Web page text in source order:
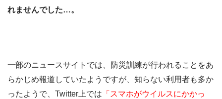
れませんでした…。
一部のニュースサイトでは、防災訓練が行われることをあ
らかじめ報道していたようですが、知らない利用者も多か
ったようで、Twitter上では 「スマホがウイルスにかかっ